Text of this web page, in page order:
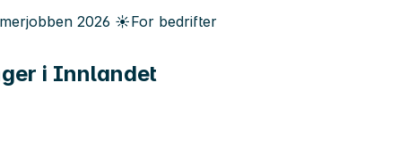
2026 ☀️For bedrifter
i Innlandet